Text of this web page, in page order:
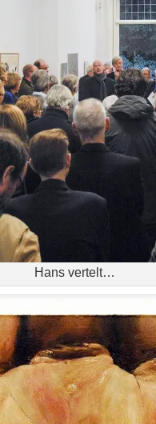
Hans vertelt…